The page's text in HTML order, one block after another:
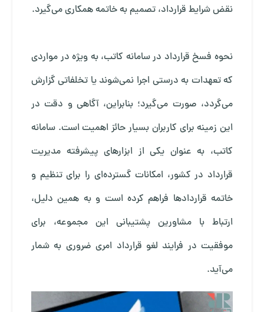
نقض شرایط قرارداد، تصمیم به خاتمه همکاری می‌گیرد.
نحوه فسخ قرارداد در سامانه کاتب، به ویژه در مواردی
که تعهدات به درستی اجرا نمی‌شوند یا تخلفاتی گزارش
می‌گردد، صورت می‌گیرد؛ بنابراین، آگاهی و دقت در
این زمینه برای کاربران بسیار حائز اهمیت است. سامانه
کاتب، به عنوان یکی از ابزارهای پیشرفته مدیریت
قرارداد در کشور، امکانات گسترده‌ای را برای تنظیم و
خاتمه قراردادها فراهم کرده است و به همین دلیل،
ارتباط با مشاورین پشتیبانی این مجموعه، برای
موفقیت در فرایند لغو قرارداد امری ضروری به شمار
می‌آید.